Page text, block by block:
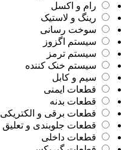
رام و اکسل
رینگ و لاستیک
سوخت رسانی
سیستم اگزوز
سیستم ترمز
سیستم خنک کننده
سیم و کابل
قطعات ایمنی
قطعات بدنه
قطعات برقی و الکتریکی
قطعات جلوبندی و تعلیق
قطعات داخلی